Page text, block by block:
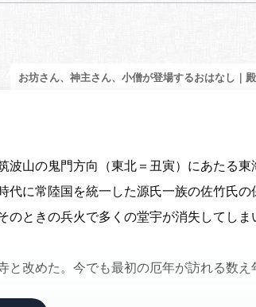
お坊さん、神主さん、小僧が登場するおはなし｜
山の鬼門方向（東北＝丑寅）にあたる東
代に常陸国を統一した源氏一族の佐竹氏
ときの兵火で多くの堂宇が消失してし
改めた。今でも最初の厄年が訪れる数え